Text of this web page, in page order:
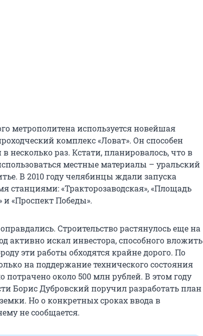
метрополитена используется новейшая
комплекс «Ловат». Он способен
несколько раз. Кстати, планировалось, что в
местные материалы – уральский
В 2010 году челябинцы ждали запуска
станциями: «Тракторозаводская», «Площадь
«Проспект Победы».
Строительство растянулось еще на
активно искал инвестора, способного вложить
эти работы обходятся крайне дорого. По
на поддержание технического состояния
потрачено около 500 млн рублей. В этом году
Борис Дубровский поручил разработать план
Но о конкретных сроках ввода в
не сообщается.